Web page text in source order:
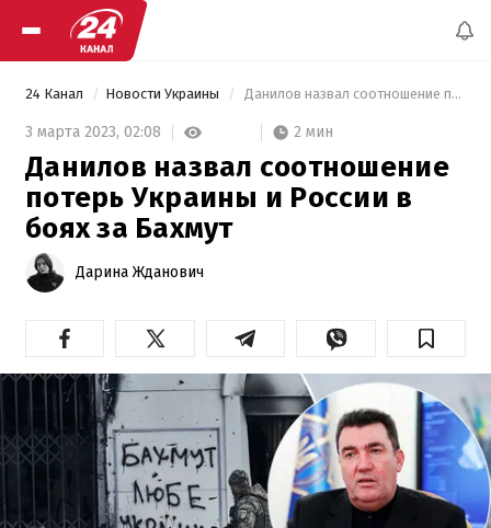
24 Канал Новости Украины Данилов назвал соотношение потерь Украины и России в боях за Бахмут
3 марта 2023, 02:08 2 мин
Данилов назвал соотношение
потерь Украины и России в
боях за Бахмут
Дарина Жданович